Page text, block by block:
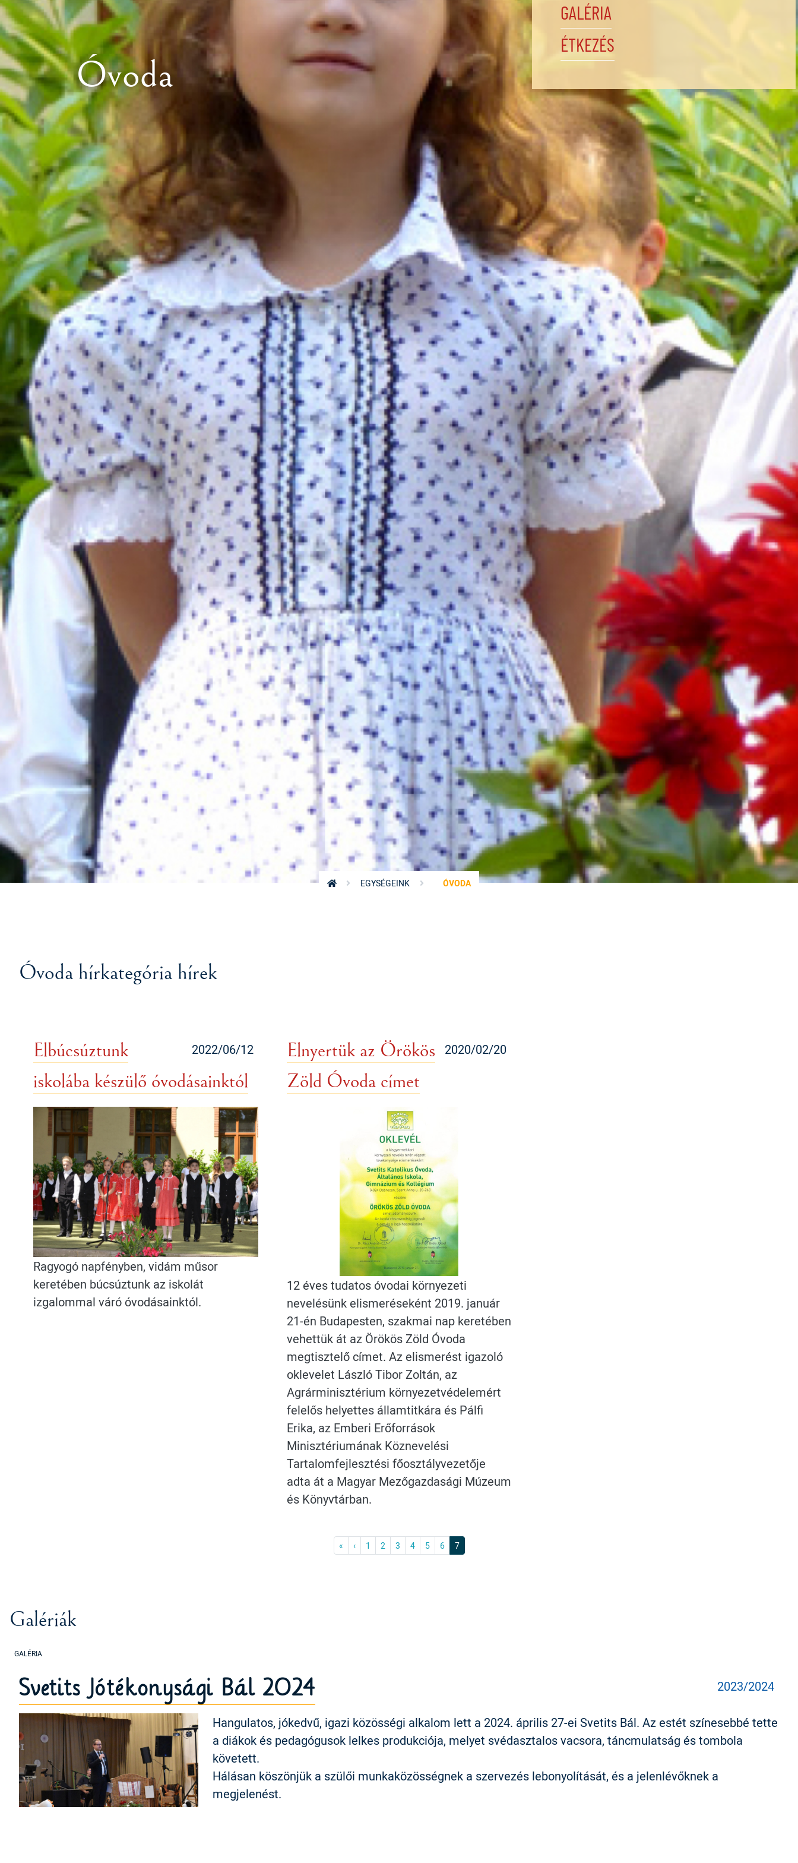
Óvoda
GALÉRIA
ÉTKEZÉS
EGYSÉGEINK ÓVODA
Óvoda hírkategória hírek
2022/06/12
Elbúcsúztunk
iskolába készülő óvodásainktól
Ragyogó napfényben, vidám műsor
keretében búcsúztunk az iskolát
izgalommal váró óvodásainktól.
2020/02/20
Elnyertük az Örökös
Zöld Óvoda címet
12 éves tudatos óvodai környezeti
nevelésünk elismeréseként 2019. január
21-én Budapesten, szakmai nap keretében
vehettük át az Örökös Zöld Óvoda
megtisztelő címet. Az elismerést igazoló
oklevelet László Tibor Zoltán, az
Agrárminisztérium környezetvédelemért
felelős helyettes államtitkára és Pálfi
Erika, az Emberi Erőforrások
Minisztériumának Köznevelési
Tartalomfejlesztési főosztályvezetője
adta át a Magyar Mezőgazdasági Múzeum
és Könyvtárban.
«Első‹Previous
1 2 3 4 5 6 7
Galériák
2023/2024
Svetits Jótékonysági Bál 2024
Hangulatos, jókedvű, igazi közösségi alkalom lett a 2024. április 27-ei Svetits Bál. Az estét színesebbé tette
a diákok és pedagógusok lelkes produkciója, melyet svédasztalos vacsora, táncmulatság és tombola
követett.
Hálásan köszönjük a szülői munkaközösségnek a szervezés lebonyolítását, és a jelenlévőknek a
megjelenést.